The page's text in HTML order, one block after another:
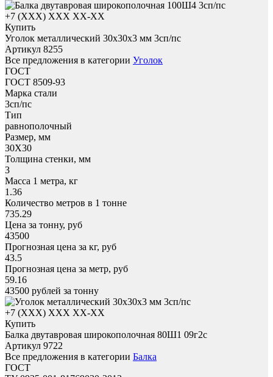
+7 (XXX) ХХХ ХХ-ХХ
Купить
Уголок металлический 30x30х3 мм 3сп/пс
Артикул 8255
Все предложения в категории Уголок
ГОСТ
ГОСТ 8509-93
Марка стали
3сп/пс
Тип
равнополочный
Размер, мм
30X30
Толщина стенки, мм
3
Масса 1 метра, кг
1.36
Количество метров в 1 тонне
735.29
Цена за тонну, руб
43500
Прогнозная цена за кг, руб
43.5
Прогнозная цена за метр, руб
59.16
43500 рублей за тонну
+7 (XXX) ХХХ ХХ-ХХ
Купить
Балка двутавровая широкополочная 80Ш1 09г2с
Артикул 9722
Все предложения в категории Балка
ГОСТ